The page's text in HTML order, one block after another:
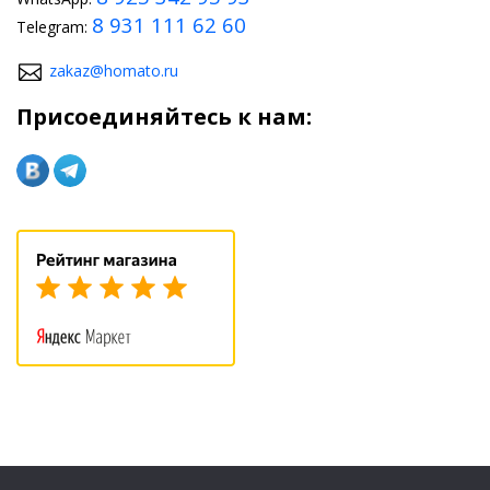
Telegram: 8 931 111 62 60
zakaz@homato.ru
Присоединяйтесь к нам: